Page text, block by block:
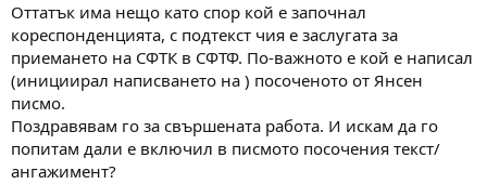
Оттатък има нещо като спор кой е започнал
кореспонденцията, с подтекст чия е заслугата за
приемането на СФТК в СФТФ. По-важното е кой е написал
(инициирал написването на ) посоченото от Янсен
писмо.
Поздравявам го за свършената работа. И искам да го
попитам дали е включил в писмото посочения текст/
ангажимент?